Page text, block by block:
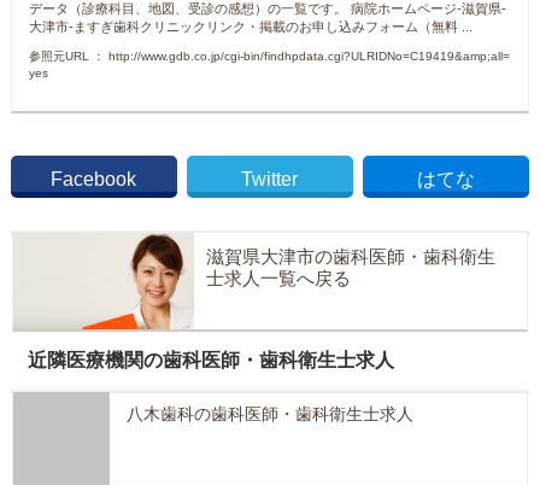
データ（診療科目、地図、受診の感想）の一覧です。 病院ホームページ-滋賀県-
大津市-ますぎ歯科クリニックリンク・掲載のお申し込みフォーム（無料 ...
参照元URL ： http://www.gdb.co.jp/cgi-bin/findhpdata.cgi?ULRIDNo=C19419&amp;all=
yes
Facebook Twitter はてな
滋賀県大津市の歯科医師・歯科衛生
士求人一覧へ戻る
近隣医療機関の歯科医師・歯科衛生士求人
八木歯科の歯科医師・歯科衛生士求人